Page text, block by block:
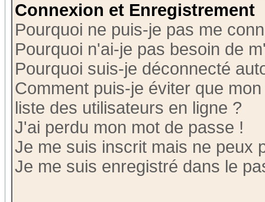
Connexion et Enregistrement
Pourquoi ne puis-je pas me
Pourquoi n'ai-je pas besoin de
Pourquoi suis-je déconnecté
Comment puis-je éviter que
liste des utilisateurs en ligne ?
J'ai perdu mon mot de passe !
Je me suis inscrit mais ne peux
Je me suis enregistré dans le